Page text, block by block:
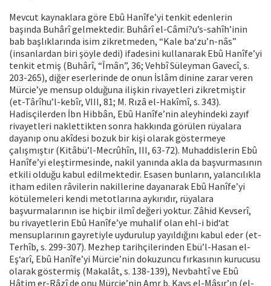
Mevcut kaynaklara göre Ebû Hanîfe’yi tenkit edenlerin
başında Buhârî gelmektedir. Buhârî el-Câmi?u’s-sahîh’inin
bab başlıklarında isim zikretmeden, “Kale ba‘zu’n-nâs”
(insanlardan biri şöyle dedi) ifadesini kullanarak Ebû Hanîfe’yi
tenkit etmiş (Buhârî, “Îmân”, 36; Vehbî Süleyman Gavecî, s.
203-265), diğer eserlerinde de onun İslâm dinine zarar veren
Mürcie’ye mensup olduğuna ilişkin rivayetleri zikretmiştir
(et-Târîhu’l-kebîr, VIII, 81; M. Rızâ el-Hakîmî, s. 343).
Hadisçilerden İbn Hibbân, Ebû Hanîfe’nin aleyhindeki zayıf
rivayetleri naklettikten sonra hakkında görülen rüyalara
dayanıp onu akîdesi bozuk bir kişi olarak göstermeye
çalışmıştır (Kitâbü’l-Mecrûhîn, III, 63-72). Muhaddislerin Ebû
Hanîfe’yi eleştirmesinde, nakil yanında akla da başvurmasının
etkili olduğu kabul edilmektedir. Esasen bunların, yalancılıkla
itham edilen râvilerin nakillerine dayanarak Ebû Hanîfe’yi
kötülemeleri kendi metotlarına aykırıdır, rüyalara
başvurmalarının ise hiçbir ilmî değeri yoktur. Zâhid Kevserî,
bu rivayetlerin Ebû Hanîfe’ye muhalif olan ehl-i bid‘at
mensuplarının gayretiyle uydurulup yayıldığını kabul eder (et-
Terhîb, s. 299-307). Mezhep tarihçilerinden Ebü’l-Hasan el-
Eş‘arî, Ebû Hanîfe’yi Mürcie’nin dokuzuncu fırkasının kurucusu
olarak göstermiş (Makalât, s. 138-139), Nevbahtî ve Ebû
Hâtim er-Râzî de onu Mürcie’nin Amr b. Kays el-Mâsır’ın (el-